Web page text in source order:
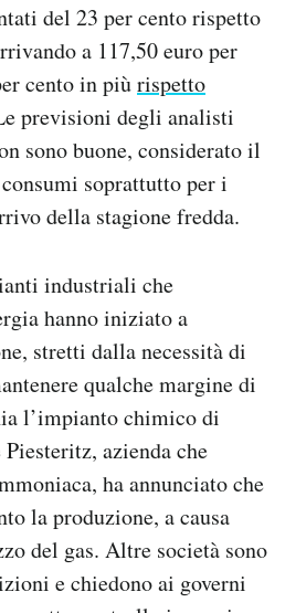
del 23 per cento rispetto
a 117,50 euro per
cento in piùrispetto
previsioni degli analisti
sono buone, considerato il
soprattutto per i
della stagione fredda.
industriali che
hanno iniziato a
stretti dalla necessità di
qualche margine di
l’impianto chimico di
azienda che
ha annunciato che
la produzione, a causa
del gas. Altre società sono
e chiedono ai governi